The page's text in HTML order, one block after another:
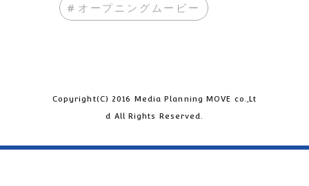
#オープニングムービー
Copyright(C) 2016 Media Planning MOVE co.,Lt
d All Rights Reserved.